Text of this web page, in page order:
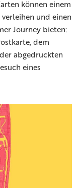
können einem
und einen
Journey bieten:
dem
abgedruckten
eines